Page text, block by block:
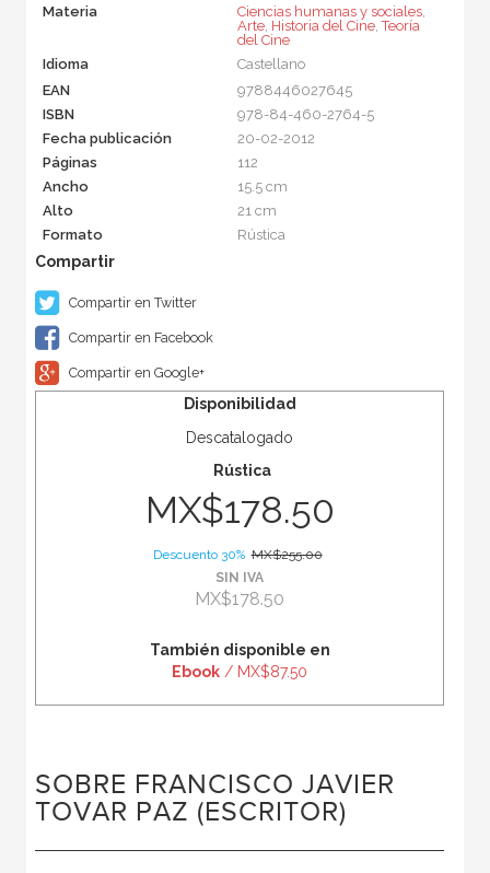
Materia Ciencias humanas y sociales,
Arte, Historia del Cine,Teoría
del Cine
Idioma
Castellano
EAN
9788446027645
ISBN
978-84-460-2764-5
Fecha publicación
20-02-2012
Páginas
112
Ancho
15.5 cm
Alto
21 cm
Formato
Rústica
Compartir en Twitter
Compartir en Facebook
Compartir en Google+
Disponibilidad
Descatalogado
Rústica
MX$178.50
Descuento 30% MX$255.00
SIN IVA
MX$178.50
También disponible en
Ebook / MX$87.50
SOBRE FRANCISCO JAVIER
TOVAR PAZ (ESCRITOR)